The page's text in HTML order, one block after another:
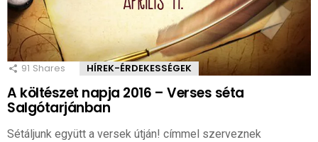
91 Shares HÍREK-ÉRDEKESSÉGEK
A költészet napja 2016 – Verses séta
Salgótarjánban
Sétáljunk együtt a versek útján! címmel szerveznek